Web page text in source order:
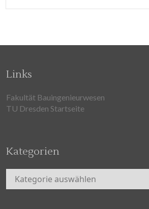
Links
Fakultät Bauingenieurwesen
TU Dresden Startseite
Kategorien
Kategorien